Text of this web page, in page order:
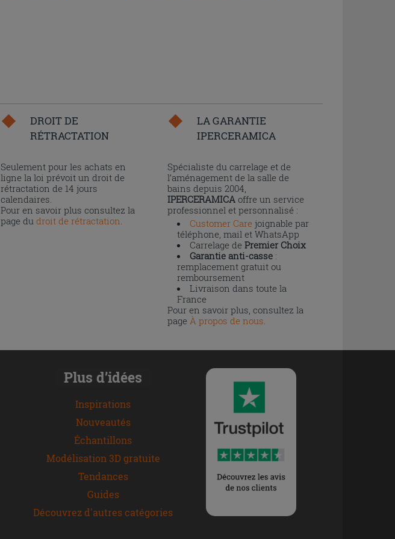
DROIT DE
RÉTRACTATION
Seulement pour les achats en
ligne la loi prévoit un droit de
rétractation de 14 jours
calendaires.
Pour en savoir plus consultez la
page dudroit de rétractation.
LA GARANTIE
IPERCERAMICA
Spécialiste du carrelage et de
l’aménagement de la salle de
bains depuis 2004,
IPERCERAMICAoffre un service
professionnel et personnalisé :
Customer Carejoignable par
téléphone, mail et WhatsApp
Carrelage de Premier Choix
Garantie anti-casse:
remplacement gratuit ou
remboursement
Livraison dans toute la
France
Pour en savoir plus, consultez la
page À propos de nous.
Plus d’idées
Inspirations
Nouveautés
Échantillons
Modélisation 3D gratuite
Tendances
Guides
Découvrez d'autres catégories